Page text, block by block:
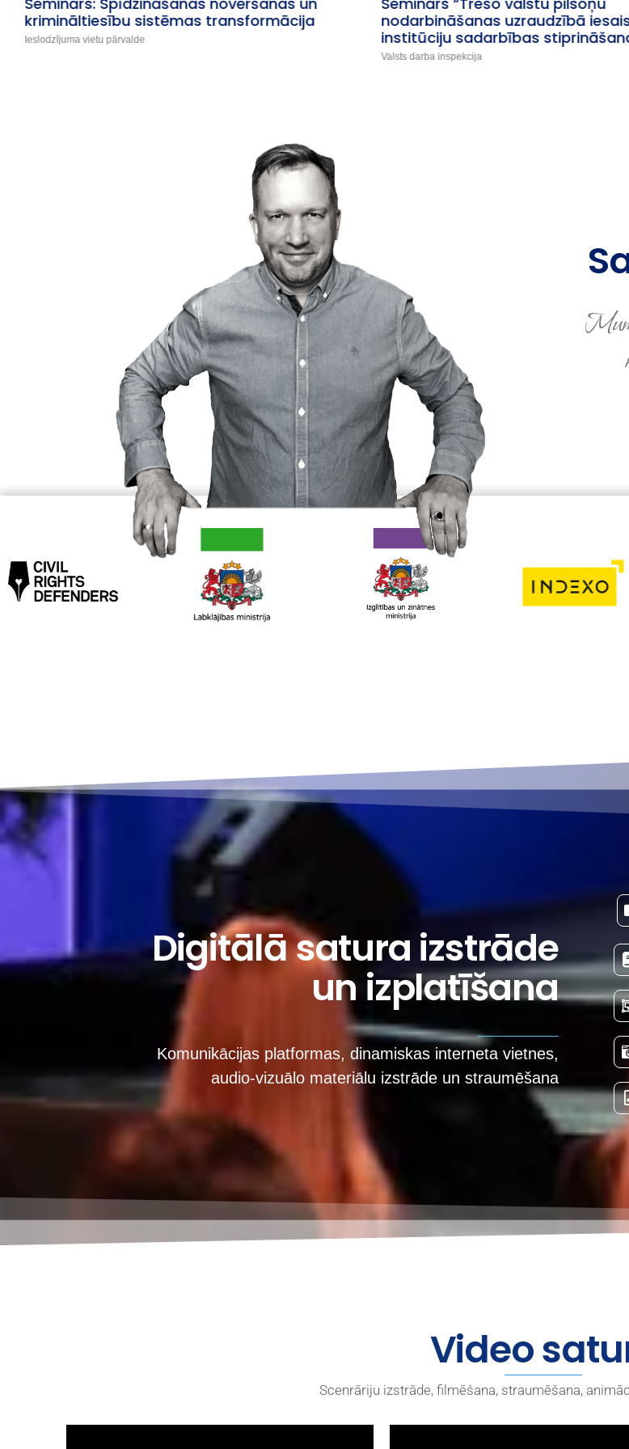
nodarbināšanas uzraudzībā iesaistīto
institūciju sadarbības stiprināšana”
draudzīga darbavieta
Sabiedrības integrācijas fonds un AS Rīgas satiksme
Digitālā satura izstrāde
un izplatīšana
Komunikācijas platformas, dinamiskas interneta vietnes,
audio-vizuālo materiālu izstrāde un straumēšana
Video
Scenrāriju izstrāde, filmēšana, straumēšana,